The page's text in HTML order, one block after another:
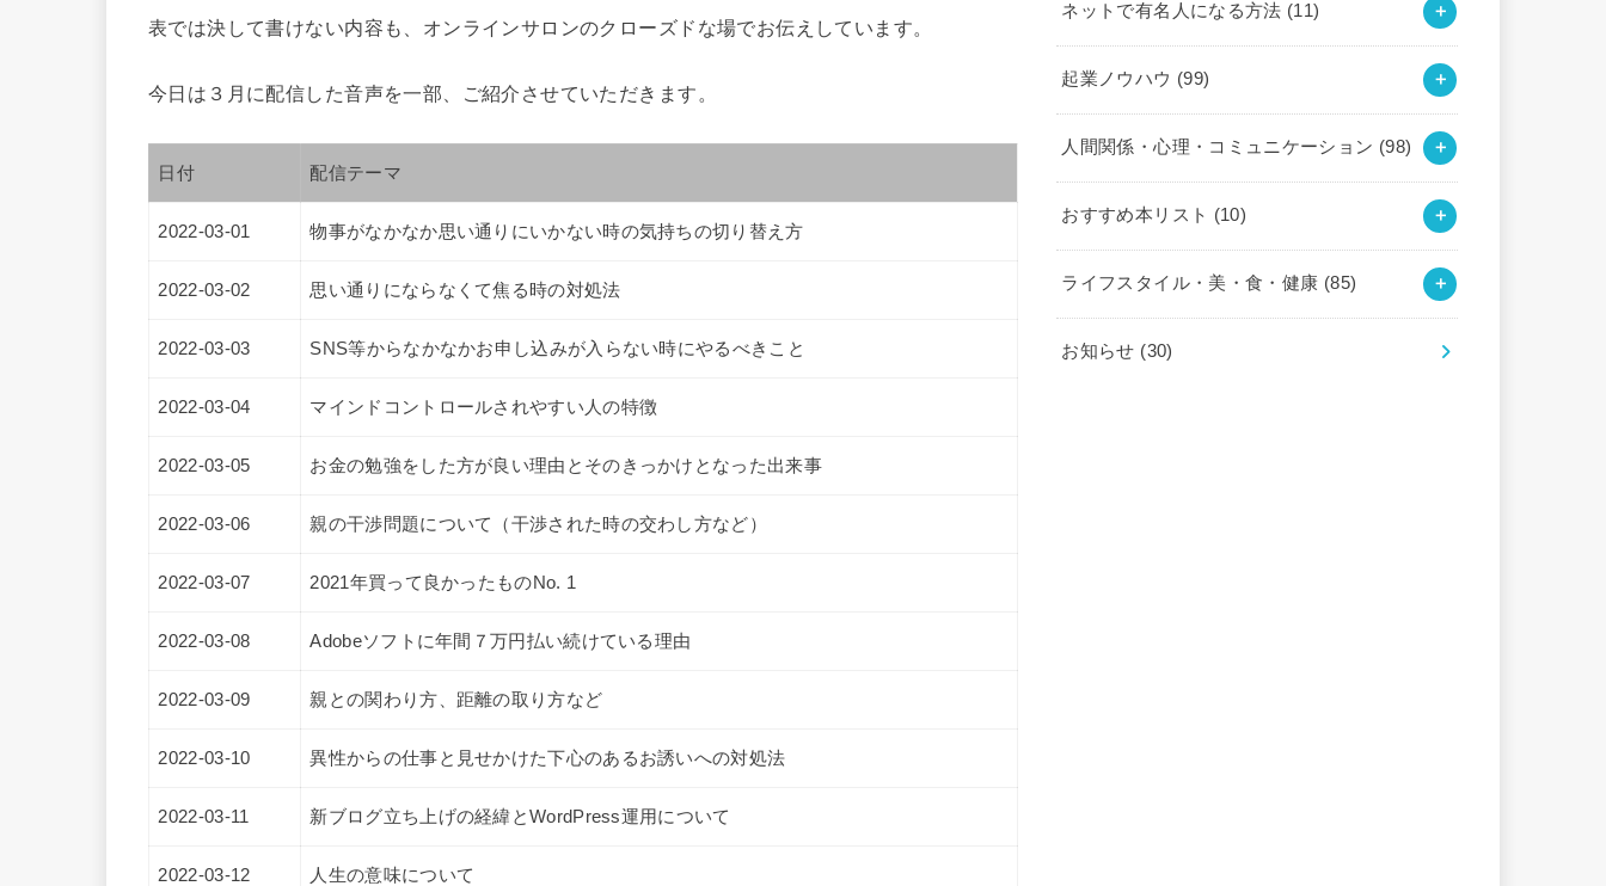
表では決して書けない内容も、オンラインサロンのクローズドな場でお伝えしています。
今日は３月に配信した音声を一部、ご紹介させていただきます。
日付 配信テーマ
2022-03-01 物事がなかなか思い通りにいかない時の気持ちの切り替え方
2022-03-02 思い通りにならなくて焦る時の対処法
2022-03-03 SNS等からなかなかお申し込みが入らない時にやるべきこと
2022-03-04 マインドコントロールされやすい人の特徴
2022-03-05 お金の勉強をした方が良い理由とそのきっかけとなった出来事
2022-03-06 親の干渉問題について（干渉された時の交わし方など）
2022-03-07 2021年買って良かったものNo. 1
2022-03-08 Adobeソフトに年間７万円払い続けている理由
2022-03-09 親との関わり方、距離の取り方など
2022-03-10 異性からの仕事と見せかけた下心のあるお誘いへの対処法
2022-03-11 新ブログ立ち上げの経緯とWordPress運用について
2022-03-12 人生の意味について
ネットで有名人になる方法 (11)
起業ノウハウ (99)
人間関係・心理・コミュニケーション (98)
おすすめ本リスト (10)
ライフスタイル・美・食・健康 (85)
お知らせ (30)